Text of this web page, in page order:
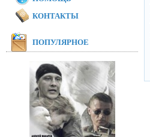
КОНТАКТЫ
ПОПУЛЯРНОЕ